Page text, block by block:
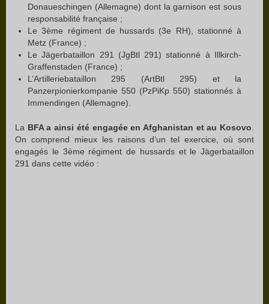
Donaueschingen (Allemagne) dont la garnison est sous
responsabilité française ;
Le 3ème régiment de hussards (3e RH), stationné à
Metz (France) ;
Le Jägerbataillon 291 (JgBtl 291) stationné à Illkirch-
Graffenstaden (France) ;
L’Artilleriebataillon 295 (ArtBtl 295) et la
Panzerpionierkompanie 550 (PzPiKp 550) stationnés à
Immendingen (Allemagne).
La BFA a ainsi été engagée en Afghanistan et au Kosovo
On comprend mieux les raisons d’un tel exercice, où sont
engagés le 3ème régiment de hussards et le Jägerbataillon
291 dans cette vidéo :